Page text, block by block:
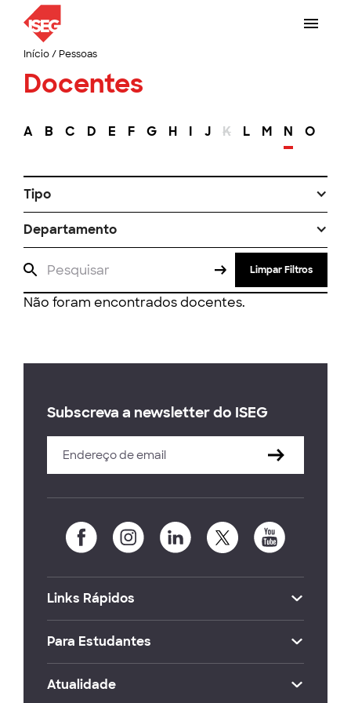
Início/ Pessoas
Docentes
A B C D E F G H I J K L M N O
Tipo
Departamento
Limpar Filtros
Não foram encontrados docentes.
Subscreva a newsletter do ISEG
Links Rápidos
Para Estudantes
Atualidade